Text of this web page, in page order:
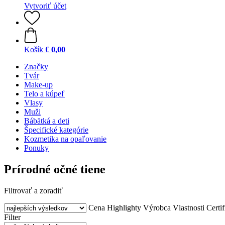
Vytvoriť účet
Košík € 0,00
Značky
Tvár
Make-up
Telo a kúpeľ
Vlasy
Muži
Bábätká a deti
Špecifické kategórie
Kozmetika na opaľovanie
Ponuky
Prírodné očné tiene
Filtrovať a zoradiť
Cena Highlighty Výrobca Vlastnosti
Filter